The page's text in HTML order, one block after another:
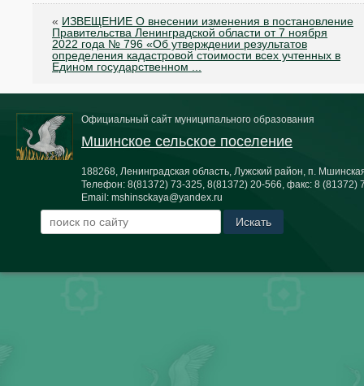
« ИЗВЕЩЕНИЕ О внесении изменения в постановление
Правительства Ленинградской области от 7 ноября
2022 года № 796 «Об утверждении результатов
определения кадастровой стоимости всех учтенных в
Едином государственном ...
Официальный сайт муниципального образования
Мшинское сельское поселение
188268, Ленинградская область, Лужский район, п.
Телефон: 8(81372) 73-325, 8(81372) 20-566, факс: 8 (81372)
Email: mshinsckaya@yandex.ru